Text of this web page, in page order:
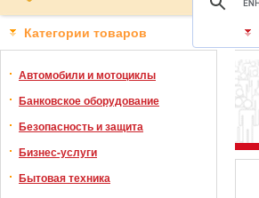
Категории товаров
Автомобили и мотоциклы
Банковское оборудование
Безопасность и защита
Бизнес-услуги
Бытовая техника